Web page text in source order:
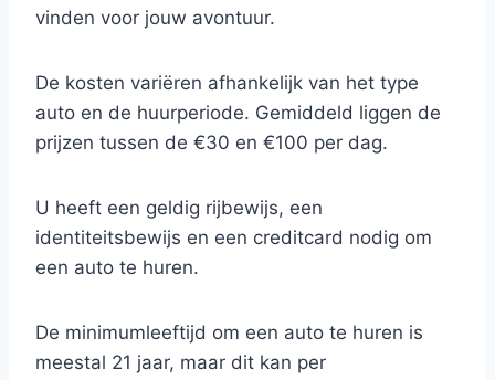
vinden voor jouw avontuur.
De kosten variëren afhankelijk van het type
auto en de huurperiode. Gemiddeld liggen de
prijzen tussen de €30 en €100 per dag.
U heeft een geldig rijbewijs, een
identiteitsbewijs en een creditcard nodig om
een auto te huren.
De minimumleeftijd om een auto te huren is
meestal 21 jaar, maar dit kan per